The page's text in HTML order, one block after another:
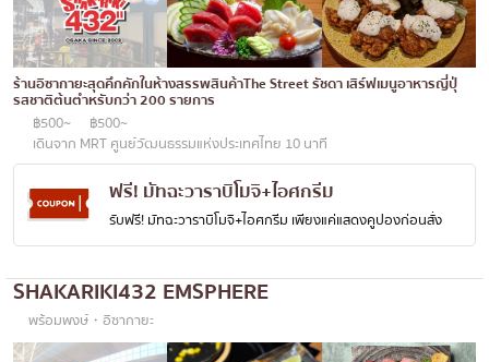
คัตสึด้ง/ทงคัตสึ
ชาบูชาบู/สุกี้ยากี้
แกงกะหรี่ญี่ปุ่น
ไก่ย่างเสียบไม้สไตล์ญี่ปุ่น
โซบะ/อุด้ง
ขนมหวานญี่ปุ่น
โอมากาเสะ
ร้านอาหารญี่ปุ่นระดับพรีเมียม
สยาม
ทองหล่อ
เอกมัย
พร้อมพงษ์
อโศก
อารีย์
สาทร
อ่อนนุช
บทความพิเศษ
บทความที่KOLแนะนำ
ร้านอิซากายะสุดคึกคักในห้างสรรพสินค้าThe Street รัชดา เสิร์ฟเมนูอาหารญี่ปุ่
รสชาติต้นตำหรับกว่า 200 รายการ
฿500~
฿500~
เดินจาก MRT ศูนย์วัฒนธรรมแห่งประเทศไทย 10 นาที
ฟรี! มัทฉะวาราบิโมจิ+ไอศกรีม
รับฟรี! มัทฉะวาราบิโมจิ+ไอศกรีม เพียงแค่แสดงคูปองก่อนสั่ง
SHAKARIKI432 EMSPHERE
พร้อมพงษ์・อิซากายะ